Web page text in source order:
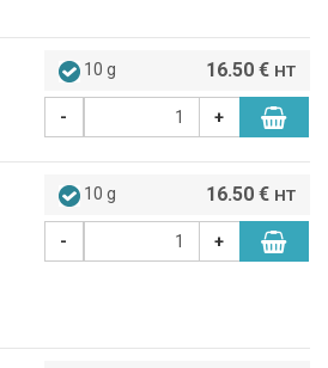
10 g 16.50 € HT
- +
10 g 16.50 € HT
- +